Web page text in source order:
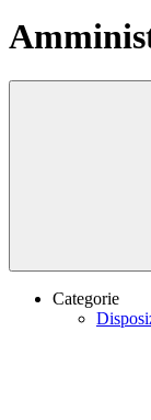
Categorie